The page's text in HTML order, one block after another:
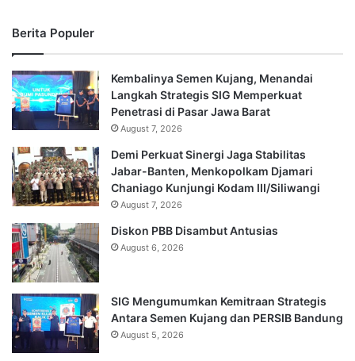
Berita Populer
Kembalinya Semen Kujang, Menandai
Langkah Strategis SIG Memperkuat
Penetrasi di Pasar Jawa Barat
August 7, 2026
Demi Perkuat Sinergi Jaga Stabilitas
Jabar-Banten, Menkopolkam Djamari
Chaniago Kunjungi Kodam III/Siliwangi
August 7, 2026
Diskon PBB Disambut Antusias
August 6, 2026
SIG Mengumumkan Kemitraan Strategis
Antara Semen Kujang dan PERSIB Bandung
August 5, 2026